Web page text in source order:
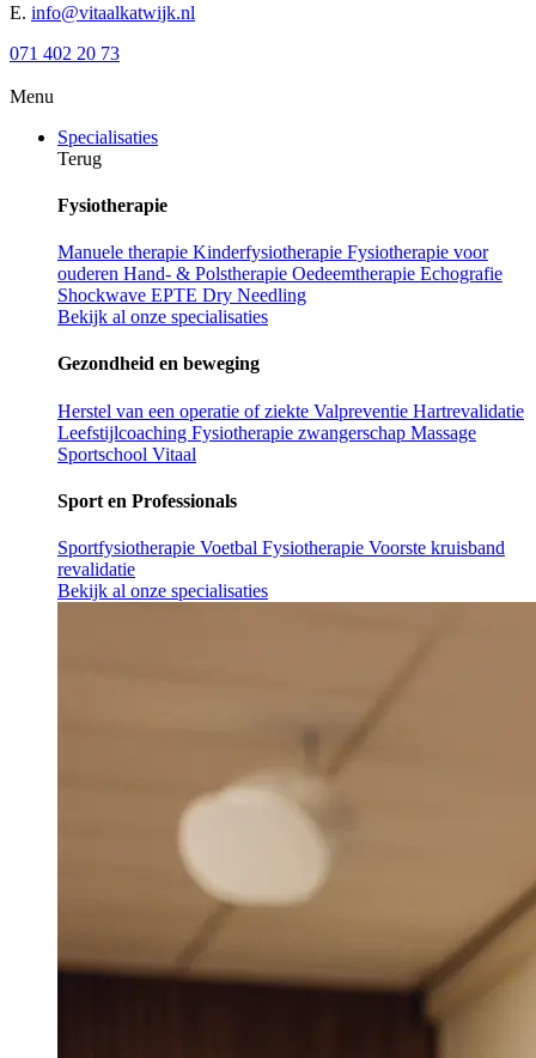
E. info@vitaalkatwijk.nl
071 402 20 73
Menu
Specialisaties
Terug
Fysiotherapie
Manuele therapie Kinderfysiotherapie Fysiotherapie voor
ouderen Hand- & Polstherapie Oedeemtherapie Echografie
Shockwave EPTE Dry Needling
Bekijk al onze specialisaties
Gezondheid en beweging
Herstel van een operatie of ziekte Valpreventie Hartrevalidatie
Leefstijlcoaching Fysiotherapie zwangerschap Massage
Sportschool Vitaal
Sport en Professionals
Sportfysiotherapie Voetbal Fysiotherapie Voorste kruisband
revalidatie
Bekijk al onze specialisaties